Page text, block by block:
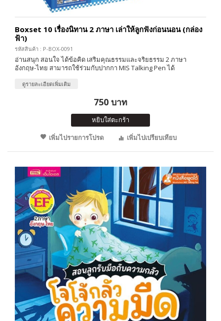
Boxset 10 เรื่องนิทาน 2 ภาษา เล่าให้ลูกฟังก่อนนอน (กล่อง
ฟ้า)
รหัสสินค้า : P-BOX-0091
อ่านสนุก สอนใจ ได้ข้อคิด เสริมคุณธรรมและจริยธรรม 2 ภาษา
อังกฤษ-ไทย สามารถใช้ร่วมกับปากกา MIS Talking Pen ได้
ดูรายละเอียดเพิ่มเติม
750 บาท
หยิบใส่ตะกร้า
เพิ่มไปรายการโปรด
เพิ่มไปเปรียบเทียบ